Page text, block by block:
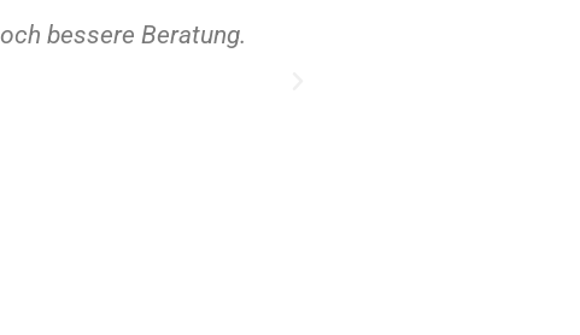
bessere Beratung.